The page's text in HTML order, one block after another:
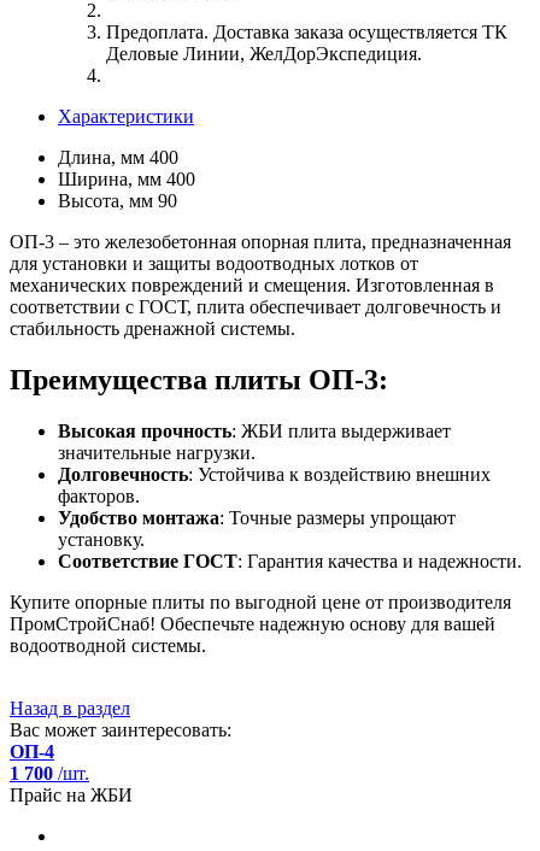
Предоплата. Доставка заказа осуществляется ТК
Деловые Линии, ЖелДорЭкспедиция.
Характеристики
Длина, мм 400
Ширина, мм 400
Высота, мм 90
ОП-3 – это железобетонная опорная плита, предназначенная
для установки и защиты водоотводных лотков от
механических повреждений и смещения. Изготовленная в
соответствии с ГОСТ, плита обеспечивает долговечность и
стабильность дренажной системы.
Преимущества плиты ОП-3:
Высокая прочность: ЖБИ плита выдерживает
значительные нагрузки.
Долговечность: Устойчива к воздействию внешних
факторов.
Удобство монтажа: Точные размеры упрощают
установку.
Соответствие ГОСТ: Гарантия качества и надежности.
Купите опорные плиты по выгодной цене от производителя
ПромСтройСнаб! Обеспечьте надежную основу для вашей
водоотводной системы.
Назад в раздел
Вас может заинтересовать:
ОП-4
1 700 /шт.
Прайс на ЖБИ